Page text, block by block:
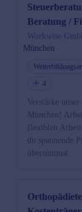
Beratung /
Workwise GmbH
München
4
Verstärke
München!
flexiblen
du spannende
übernimmst.